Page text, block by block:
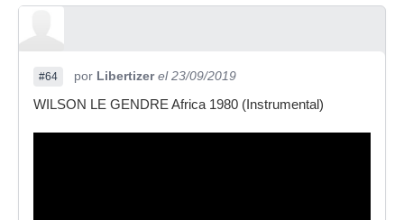
#64 por Libertizer el 23/09/2019
WILSON LE GENDRE Africa 1980 (Instrumental)